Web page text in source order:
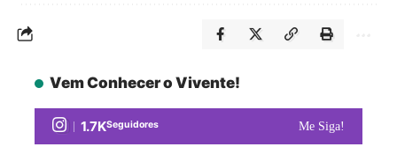
Vem Conhecer o Vivente!
1.7KSeguidores Me Siga!